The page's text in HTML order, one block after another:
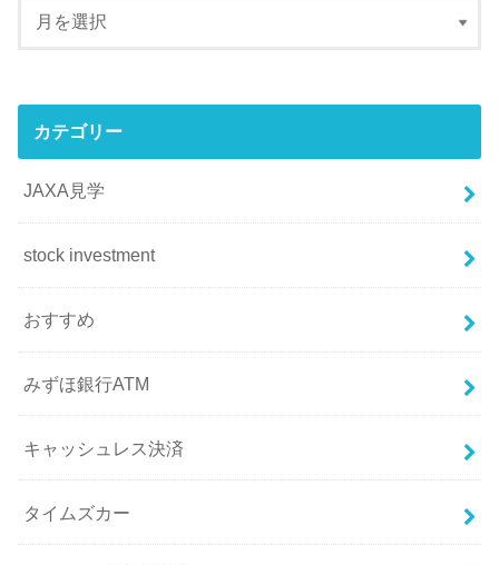
カテゴリー
JAXA見学
stock investment
おすすめ
みずほ銀行ATM
キャッシュレス決済
タイムズカー